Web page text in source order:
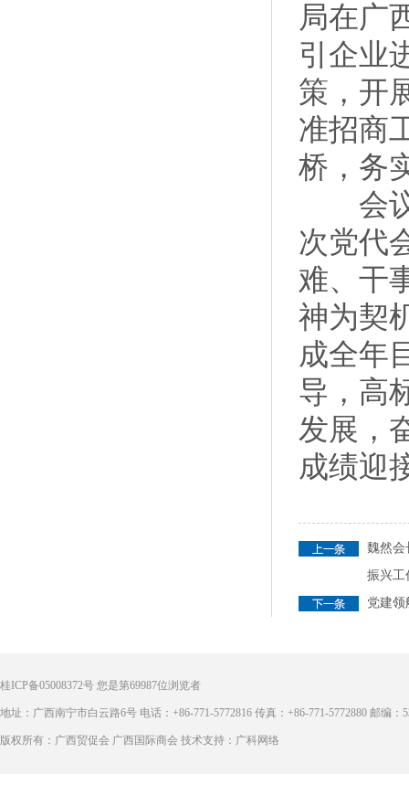
局在广
引企业
策，开
准招商
桥，务
会议
次党代
难、干
神为契
成全年
导，高
发展，
成绩迎
魏然会
振兴工
党建领
桂ICP备05008372号 您是第69987位浏览者
地址：广西南宁市白云路6号 电话：+86-771-5772816 传真：+86-771-5772880 邮编：
版权所有：广西贸促会 广西国际商会 技术支持：广科网络